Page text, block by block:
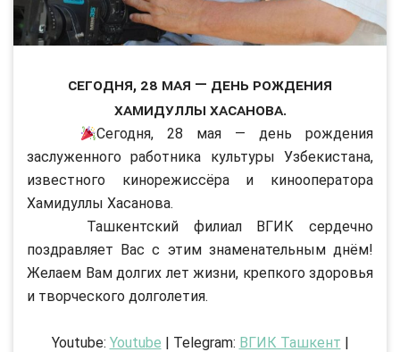
Сегодня, 28 мая — день рождения
Хамидуллы Хасанова.
Сегодня, 28 мая — день рождения
заслуженного работника культуры Узбекистана,
известного кинорежиссёра и кинооператора
Хамидуллы Хасанова.
Ташкентский филиал ВГИК сердечно
поздравляет Вас с этим знаменательным днём!
Желаем Вам долгих лет жизни, крепкого здоровья
и творческого долголетия.
Youtube: Youtube | Telegram: ВГИК Ташкент |